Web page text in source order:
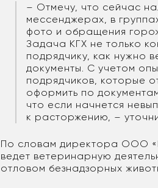
– Отмечу, что сейчас
мессенджерах, в
фото и обращения
Задача КГХ не только
подрядчику, как нужно
документы. С учетом
подрядчиков, которые
оформить по
что если начнется
к расторжению, –
По словам директора ООО
ведет ветеринарную
отловом безнадзорных